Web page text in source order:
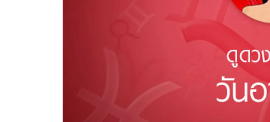
บริษัท อิมเมจ ฟิวเจอร์ (ประเทศไทย) จำกัด